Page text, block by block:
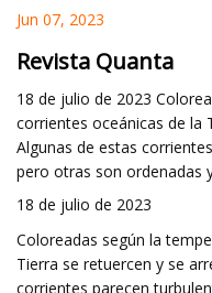
Jun 07, 2023
Revista Quanta
18 de julio de 2023
corrientes oceánicas de la
Algunas de estas
pero otras son ordenadas
18 de julio de 2023
Coloreadas según la
Tierra se retuercen y se
corrientes parecen